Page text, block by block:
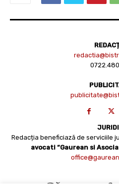
Redacția beneficiază de serviciile
avocati “Gaurean si